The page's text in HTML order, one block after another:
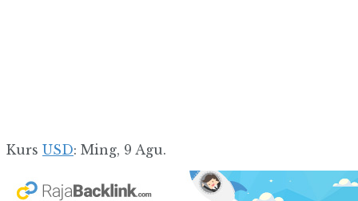
Kurs USD: Ming, 9 Agu.